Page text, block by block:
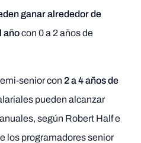
ganar alrededor de
añocon 0 a 2 años de
senior con 2 a 4 años de
pueden alcanzar
según Robert Half e
los programadores senior